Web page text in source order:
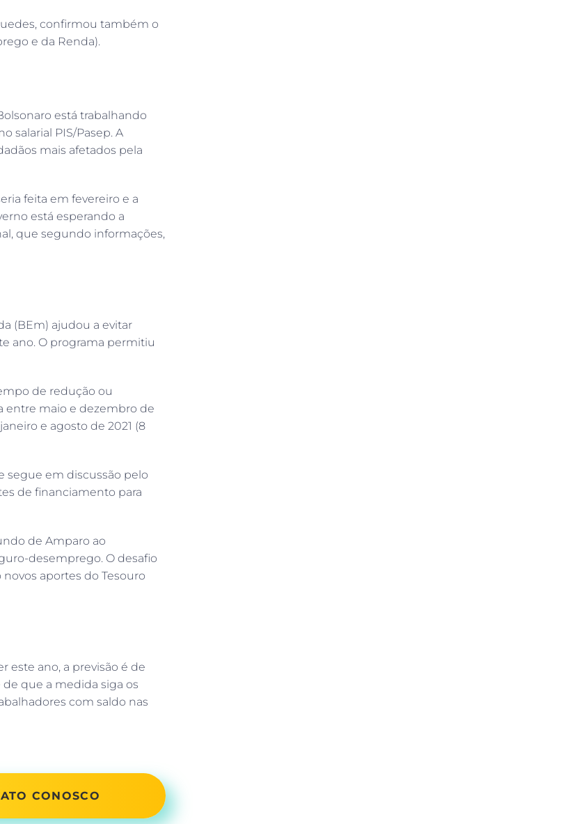
confirmou também o
e da Renda).
está trabalhando
salarial PIS/Pasep. A
mais afetados pela
feita em fevereiro e a
está esperando a
que segundo informações,
(BEm) ajudou a evitar
ano. O programa permitiu
de redução ou
entre maio e dezembro de
e agosto de 2021 (8
segue em discussão pelo
de financiamento para
de Amparo ao
desemprego. O desafio
aportes do Tesouro
este ano, a previsão é de
que a medida siga os
com saldo nas
CONOSCO